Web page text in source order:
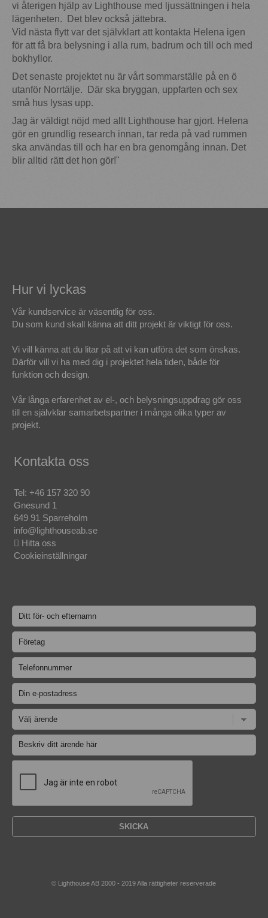
vi återigen hjälp av Lighthouse med ljussättningen i hela
lägenheten. Det blev också jättebra.
Vid nästa flytt var det självklart att kontakta Helena igen
för att få bra belysning i alla rum, badrum och till och med
bokhyllor.
Det senaste projektet nu är vårt sommarställe på en ö
utanför Norrtälje. Där ska bryggan, uppfarten och sex
små hus lysas upp.
Jag är väldigt nöjd med allt Lighthouse har gjort. Helena
gör en grundlig research innan, tar reda på vad rummen
ska användas till och har en bra genomgång innan. Det
blir alltid rätt det hon gör!"
Hur vi lyckas
Vår kundservice är väsentlig för oss.
Du som kund skall känna att ditt projekt är viktigt för oss.
Vi vill känna att du litar på att vi kan utföra det som önskas.
Därför vill vi ha med dig i projektet hela tiden, både för
funktion och design.
Vår långa erfarenhet av el-, och belysningsuppdrag gör oss
till en självklar samarbetspartner i många olika typer av
projekt.
Kontakta oss
Tel: +46 157 320 90
Gnesund 1
649 91 Sparreholm
info@lighthouseab.se
Hitta oss
Cookieinställningar
© Lighthouse AB 2000 - 2019 Alla rättigheter reserverade